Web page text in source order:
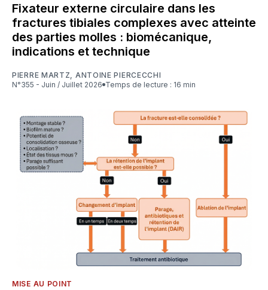
Fixateur externe circulaire dans les
fractures tibiales complexes avec atteinte
des parties molles : biomécanique,
indications et technique
PIERRE MARTZ
ANTOINE PIERCECCHI
N°355 - Juin / Juillet 2026
Temps de lecture : 16 min
MISE AU POINT